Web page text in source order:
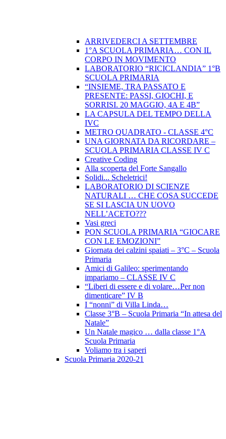
ARRIVEDERCI A SETTEMBRE
1°A SCUOLA PRIMARIA… CON IL
CORPO IN MOVIMENTO
LABORATORIO “RICICLANDIA” 1°B
SCUOLA PRIMARIA
“INSIEME, TRA PASSATO E
PRESENTE: PASSI, GIOCHI, E
SORRISI. 20 MAGGIO, 4A E 4B”
LA CAPSULA DEL TEMPO DELLA
IVC
METRO QUADRATO - CLASSE 4°C
UNA GIORNATA DA RICORDARE –
SCUOLA PRIMARIA CLASSE IV C
Creative Coding
Alla scoperta del Forte Sangallo
Solidi... Scheletrici!
LABORATORIO DI SCIENZE
NATURALI … CHE COSA SUCCEDE
SE SI LASCIA UN UOVO
NELL’ACETO???
Vasi greci
PON SCUOLA PRIMARIA “GIOCARE
CON LE EMOZIONI”
Giornata dei calzini spaiati – 3°C – Scuola
Primaria
Amici di Galileo: sperimentando
impariamo – CLASSE IV C
“Liberi di essere e di volare…Per non
dimenticare” IV B
I “nonni” di Villa Linda…
Classe 3°B – Scuola Primaria “In attesa del
Natale”
Un Natale magico … dalla classe 1°A
Scuola Primaria
Voliamo tra i saperi
Scuola Primaria 2020-21